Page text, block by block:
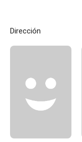
Dirección